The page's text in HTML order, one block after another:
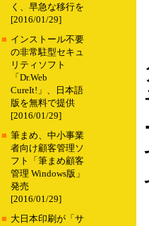
く、早急な移行を
[2016/01/29]
■ インストール不要
の非常駐型セキュ
リティソフト
「Dr.Web
CureIt!」、日本語
版を無料で提供
[2016/01/29]
■ 筆まめ、中小事業
者向け顧客管理ソ
フト「筆まめ顧客
管理 Windows版」
発売
[2016/01/29]
■ 大日本印刷が「サ